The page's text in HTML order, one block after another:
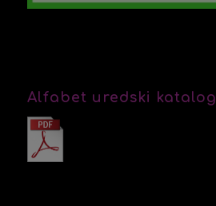
Alfabet uredski katalog